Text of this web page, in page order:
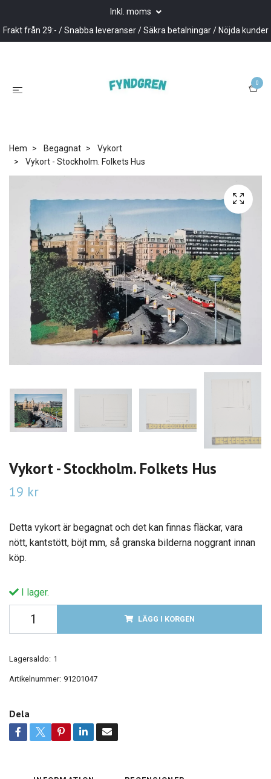
Inkl. moms
Frakt från 29:- / Snabba leveranser / Säkra betalningar / Nöjda kunder
0
Hem Begagnat
Vykort
Vykort - Stockholm. Folkets Hus
Vykort - Stockholm. Folkets Hus
19 kr
Detta vykort är begagnat och det kan finnas fläckar, vara
nött, kantstött, böjt mm, så granska bilderna noggrant innan
köp.
I lager.
LÄGG I KORGEN
Lagersaldo: 1
Artikelnummer: 91201047
Dela